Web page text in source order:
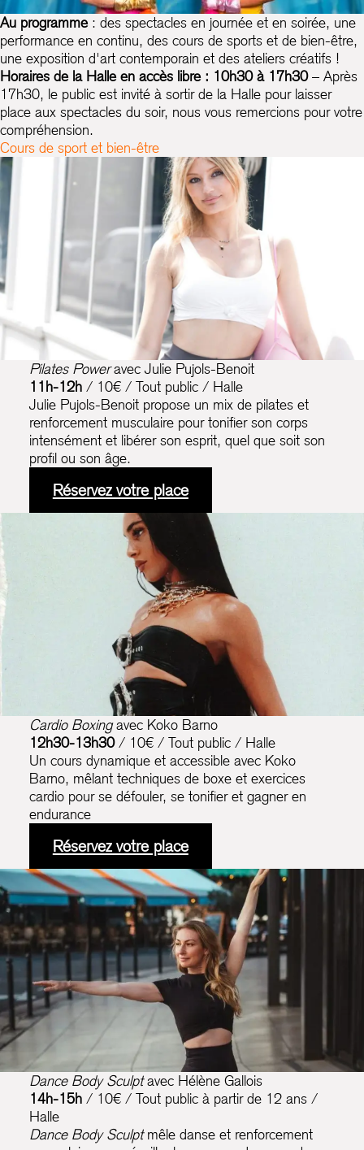
Au programme: des spectacles en journée et en soirée, une
performance en continu, des cours de sports et de bien-être,
une exposition d'art contemporain et des ateliers créatifs !
Horaires de la Halle en accès libre : 10h30 à 17h30– Après
17h30, le public est invité à sortir de la Halle pour laisser
place aux spectacles du soir, nous vous remercions pour votre
compréhension.
Cours de sport et bien-être
Pilates Poweravec Julie Pujols-Benoit
11h-12h/ 10€ / Tout public / Halle
Julie Pujols-Benoit propose un mix de pilates et
renforcement musculaire pour tonifier son corps
intensément et libérer son esprit, quel que soit son
profil ou son âge.
Réservez votre place
Cardio Boxingavec Koko Barno
12h30-13h30/ 10€ / Tout public / Halle
Un cours dynamique et accessible avec Koko
Barno, mêlant techniques de boxe et exercices
cardio pour se défouler, se tonifier et gagner en
endurance
Réservez votre place
Dance Body Sculptavec Hélène Gallois
14h-15h/ 10€ / Tout public à partir de 12 ans /
Halle
Dance Body Sculptmêle danse et renforcement